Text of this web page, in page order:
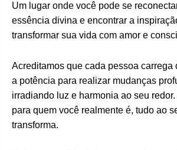
Um lugar onde você pode se
essência divina e encontrar a
transformar sua vida com amor e
Acreditamos que cada pessoa carrega
a potência para realizar mudanças
irradiando luz e harmonia ao seu
para quem você realmente é, tudo ao
transforma.